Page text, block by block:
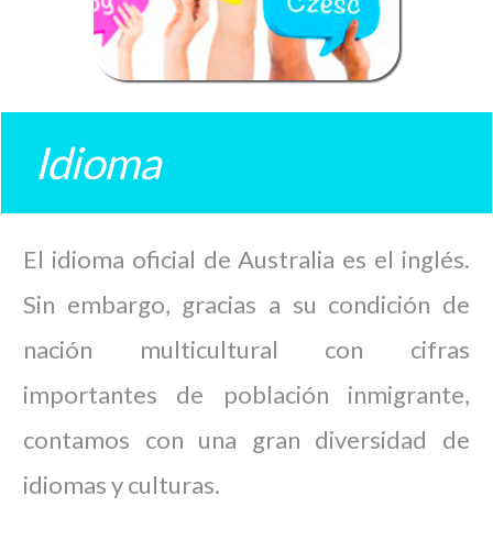
Idioma
El idioma oficial de Australia es el inglés.
Sin embargo, gracias a su condición de
nación multicultural con cifras
importantes de población inmigrante,
contamos con una gran diversidad de
idiomas y culturas.